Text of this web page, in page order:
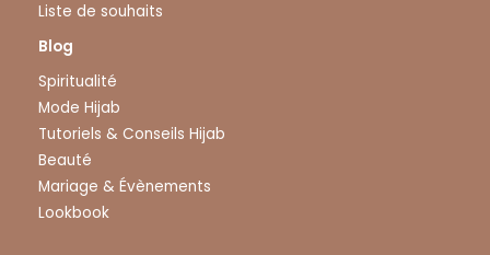
Liste de souhaits
Blog
Spiritualité
Mode Hijab
Tutoriels & Conseils Hijab
Beauté
Mariage & Évènements
Lookbook